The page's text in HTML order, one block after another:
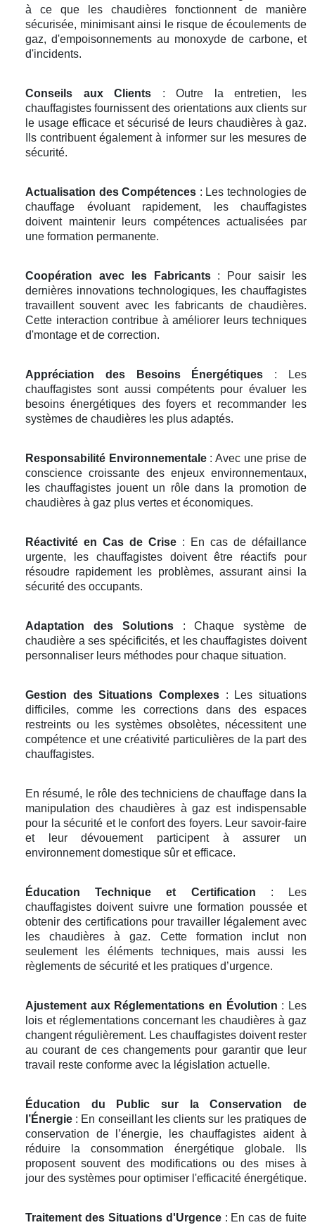
à ce que les chaudières fonctionnent de manière
sécurisée, minimisant ainsi le risque de écoulements de
gaz, d'empoisonnements au monoxyde de carbone, et
d'incidents.
Conseils aux Clients : Outre la entretien, les
chauffagistes fournissent des orientations aux clients sur
le usage efficace et sécurisé de leurs chaudières à gaz.
Ils contribuent également à informer sur les mesures de
sécurité.
Actualisation des Compétences : Les technologies de
chauffage évoluant rapidement, les chauffagistes
doivent maintenir leurs compétences actualisées par
une formation permanente.
Coopération avec les Fabricants: Pour saisir les
dernières innovations technologiques, les chauffagistes
travaillent souvent avec les fabricants de chaudières.
Cette interaction contribue à améliorer leurs techniques
d'montage et de correction.
Appréciation des Besoins Énergétiques : Les
chauffagistes sont aussi compétents pour évaluer les
besoins énergétiques des foyers et recommander les
systèmes de chaudières les plus adaptés.
Responsabilité Environnementale: Avec une prise de
conscience croissante des enjeux environnementaux,
les chauffagistes jouent un rôle dans la promotion de
chaudières à gaz plus vertes et économiques.
Réactivité en Cas de Crise : En cas de défaillance
urgente, les chauffagistes doivent être réactifs pour
résoudre rapidement les problèmes, assurant ainsi la
sécurité des occupants.
Adaptation des Solutions: Chaque système de
chaudière a ses spécificités, et les chauffagistes doivent
personnaliser leurs méthodes pour chaque situation.
Gestion des Situations Complexes : Les situations
difficiles, comme les corrections dans des espaces
restreints ou les systèmes obsolètes, nécessitent une
compétence et une créativité particulières de la part des
chauffagistes.
En résumé, le rôle des techniciens de chauffage dans la
manipulation des chaudières à gaz est indispensable
pour la sécurité et le confort des foyers. Leur savoir-faire
et leur dévouement participent à assurer un
environnement domestique sûr et efficace.
Éducation Technique et Certification : Les
chauffagistes doivent suivre une formation poussée et
obtenir des certifications pour travailler légalement avec
les chaudières à gaz. Cette formation inclut non
seulement les éléments techniques, mais aussi les
règlements de sécurité et les pratiques d’urgence.
Ajustement aux Réglementations en Évolution : Les
lois et réglementations concernant les chaudières à gaz
changent régulièrement. Les chauffagistes doivent rester
au courant de ces changements pour garantir que leur
travail reste conforme avec la législation actuelle.
Éducation du Public sur la Conservation de
l’Énergie : En conseillant les clients sur les pratiques de
conservation de l’énergie, les chauffagistes aident à
réduire la consommation énergétique globale. Ils
proposent souvent des modifications ou des mises à
jour des systèmes pour optimiser l'efficacité énergétique.
Traitement des Situations d'Urgence: En cas de fuite